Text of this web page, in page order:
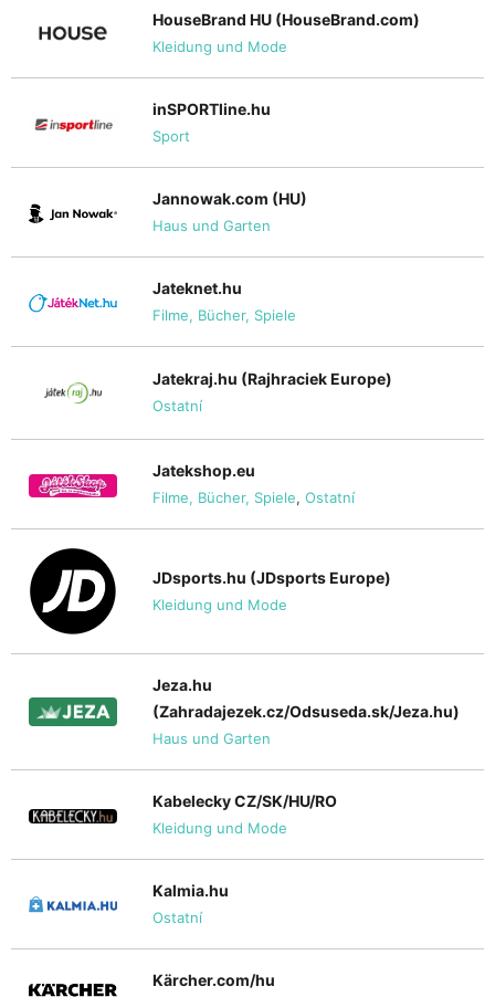
HouseBrand HU (HouseBrand.com)
Kleidung und Mode
inSPORTline.hu
Sport
Jannowak.com (HU)
Haus und Garten
Jateknet.hu
Filme, Bücher, Spiele
Jatekraj.hu (Rajhraciek Europe)
Ostatní
Jatekshop.eu
Filme, Bücher, Spiele, Ostatní
JDsports.hu (JDsports Europe)
Kleidung und Mode
Jeza.hu
(Zahradajezek.cz/Odsuseda.sk/Jeza.hu)
Haus und Garten
Kabelecky CZ/SK/HU/RO
Kleidung und Mode
Kalmia.hu
Ostatní
Kärcher.com/hu